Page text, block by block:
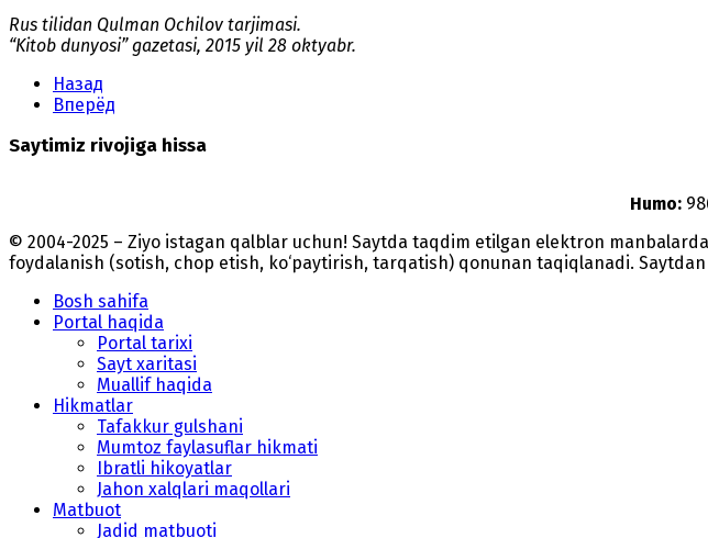
Rus tilidan Qulman Ochilov tarjimasi.
“Kitob dunyosi” gazetasi, 2015 yil 28 oktyabr.
Назад
Вперёд
Saytimiz rivojiga hissa
Humo:
© 2004-2025 – Ziyo istagan qalblar uchun! Saytda taqdim etilgan elektron
foydalanish (sotish, chop etish, ko‘paytirish, tarqatish) qonunan taqiqlanadi.
Bosh sahifa
Portal haqida
Portal tarixi
Sayt xaritasi
Muallif haqida
Hikmatlar
Tafakkur gulshani
Mumtoz faylasuflar hikmati
Ibratli hikoyatlar
Jahon xalqlari maqollari
Matbuot
Jadid matbuoti